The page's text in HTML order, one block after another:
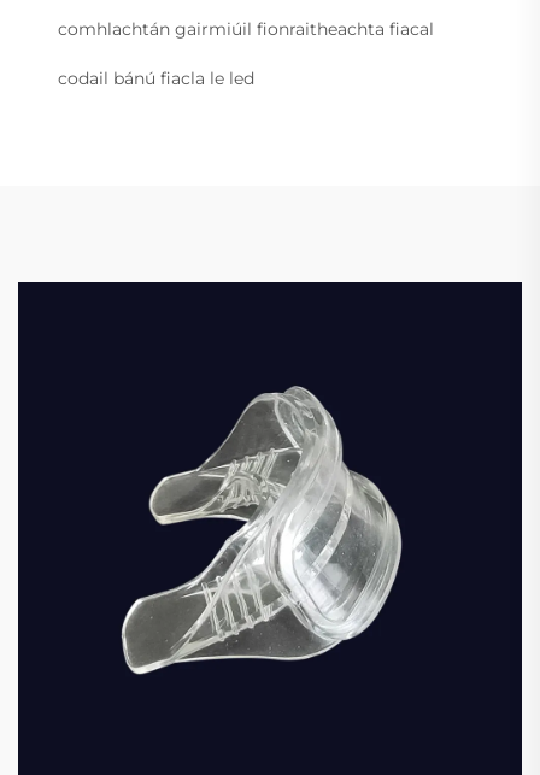
comhlachtán gairmiúil fionraitheachta fiacal
codail bánú fiacla le led